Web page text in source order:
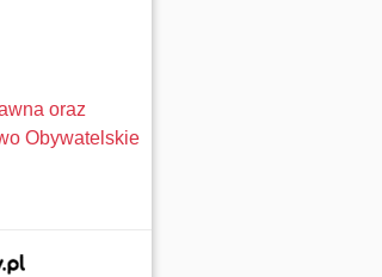
oraz
Obywatelskie